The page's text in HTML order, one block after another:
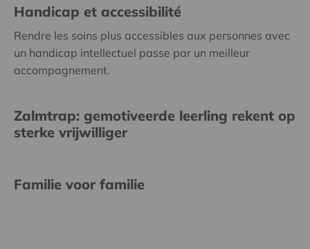
Handicap et accessibilité
Rendre les soins plus accessibles aux personnes avec
un handicap intellectuel passe par un meilleur
accompagnement.
Zalmtrap: gemotiveerde leerling rekent op
sterke vrijwilliger
Familie voor familie